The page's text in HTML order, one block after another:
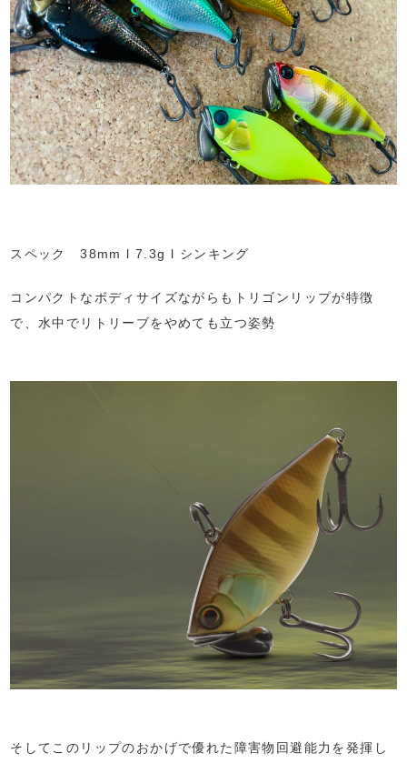
スペック 38mm l 7.3g l シンキング
コンパクトなボディサイズながらもトリゴンリップが特徴
で、水中でリトリーブをやめても立つ姿勢
そしてこのリップのおかげで優れた障害物回避能力を発揮し